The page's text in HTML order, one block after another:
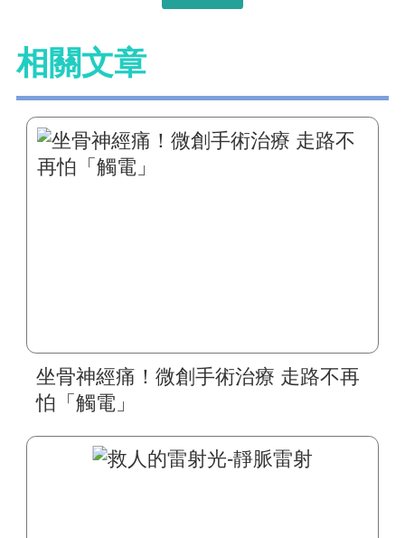
相關文章
坐骨神經痛！微創手術治療 走路不再
怕「觸電」